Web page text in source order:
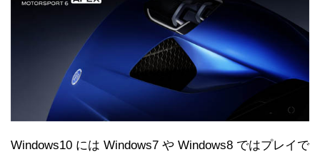
Windows10 には Windows7 や Windows8 ではプレイで